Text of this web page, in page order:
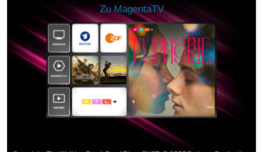
Zu MagentaTV